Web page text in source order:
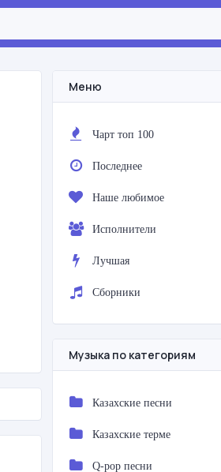
Меню
Чарт топ 100
Последнее
Наше любимое
Исполнители
Лучшая
Сборники
Музыка по категориям
Казахские песни
Казахские терме
Q-pop песни